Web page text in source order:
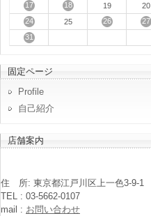
17
18 19 20
24
25 26 27
31
固定ページ
Profile
自己紹介
店舗案内
住 所: 東京都江戸川区上一色3-9-1
TEL : 03-5662-0107
mail : お問い合わせ